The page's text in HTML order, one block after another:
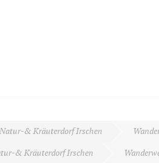
Natur-& Kräuterdorf Irschen
& Kräuterdorf Irschen